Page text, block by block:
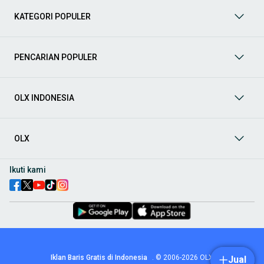
Jual
berbagai jenis mobil baru maupun bekas dengan kondisi
Aksesoris Mobil: Lengkapi tampilan dan fungsionalitas mobil
aksesoris interior seperti sarung jok dan karpet, hingga
berbagai pilihan
, speaker, amplifier, subwoofer,
ingin meningkatkan kualitas suara dalam kabin
Spare Part Mobil
part mobiloriginal dan berkualitas dari OLX! Temukan
berbagai komponen penting mulai dari filter oli, kampas rem,
velg dan ban mobilterbaik di
OLX! Tersedia berbagai ukuran dan desain velg, serta
KATEGORI POPULER
PENCARIAN POPULER
OLX INDONESIA
OLX
Ikuti kami
Iklan Baris Gratis di Indonesia . © 2006-2026 OLX